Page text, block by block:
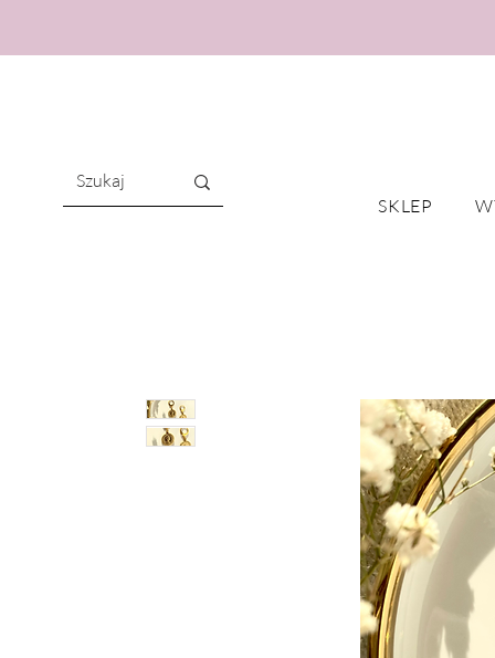
SKLEP